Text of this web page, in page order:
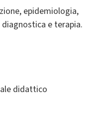
epidemiologia,
e terapia.
didattico